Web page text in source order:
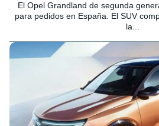
El Opel Grandland de segunda
para pedidos en España. El SUV
la...